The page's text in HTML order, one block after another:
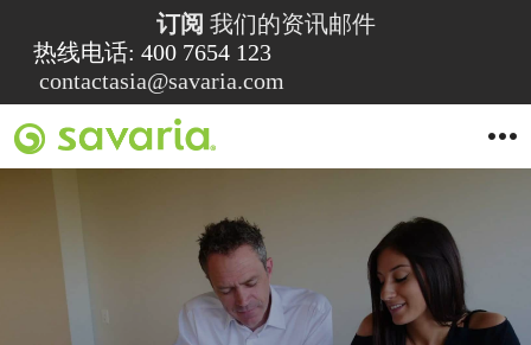
订阅 我们的资讯邮件
热线电话: 400 7654 123
contactasia@savaria.com
O
p